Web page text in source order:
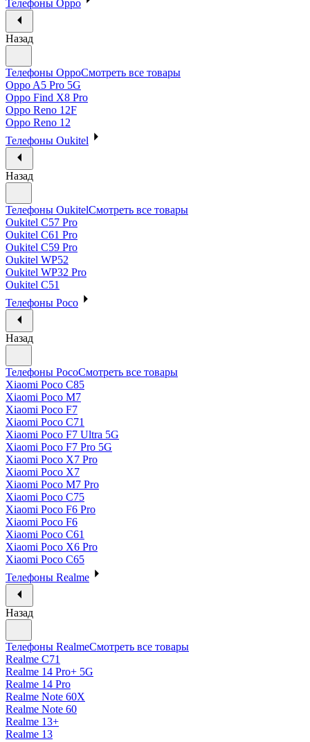
Телефоны Oppo
Назад
Телефоны OppoСмотреть все товары
Oppo A5 Pro 5G
Oppo Find X8 Pro
Oppo Reno 12F
Oppo Reno 12
Телефоны Oukitel
Назад
Телефоны OukitelСмотреть все товары
Oukitel C57 Pro
Oukitel C61 Pro
Oukitel C59 Pro
Oukitel WP52
Oukitel WP32 Pro
Oukitel C51
Телефоны Poco
Назад
Телефоны PocoСмотреть все товары
Xiaomi Poco C85
Xiaomi Poco M7
Xiaomi Poco F7
Xiaomi Poco C71
Xiaomi Poco F7 Ultra 5G
Xiaomi Poco F7 Pro 5G
Xiaomi Poco X7 Pro
Xiaomi Poco X7
Xiaomi Poco M7 Pro
Xiaomi Poco C75
Xiaomi Poco F6 Pro
Xiaomi Poco F6
Xiaomi Poco C61
Xiaomi Poco X6 Pro
Xiaomi Poco C65
Телефоны Realme
Назад
Телефоны RealmeСмотреть все товары
Realme C71
Realme 14 Pro+ 5G
Realme 14 Pro
Realme Note 60X
Realme Note 60
Realme 13+
Realme 13